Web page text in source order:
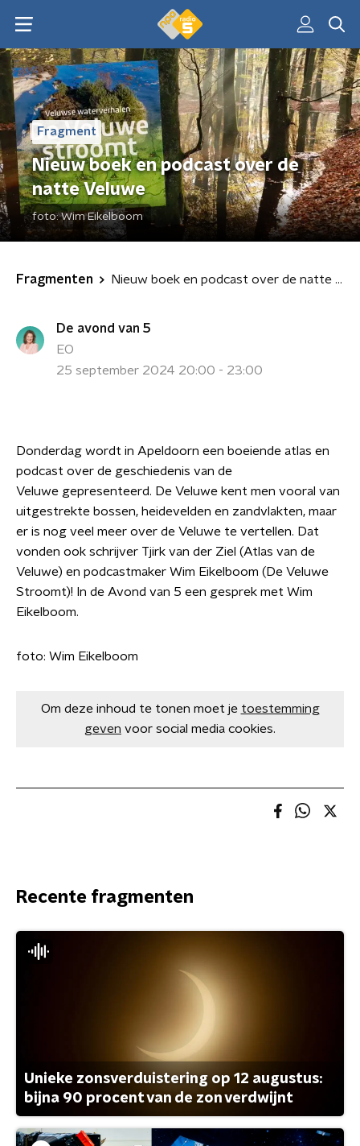
Fragment
Nieuw boek en podcast over de
natte Veluwe
foto:Wim Eikelboom
Fragmenten Nieuw boek en podcast over de natte Veluwe
De avond van 5
EO
25 september 2024 20:00 - 23:00
Donderdag wordt in Apeldoorn een boeiende atlas en
podcast over de geschiedenis van de
Veluwe gepresenteerd. De Veluwe kent men vooral van
uitgestrekte bossen, heidevelden en zandvlakten, maar
er is nog veel meer over de Veluwe te vertellen. Dat
vonden ook schrijver Tjirk van der Ziel (Atlas van de
Veluwe) en podcastmaker Wim Eikelboom (De Veluwe
Stroomt)! In de Avond van 5 een gesprek met Wim
Eikelboom.
foto: Wim Eikelboom
Om deze inhoud te tonen moet je toestemming
geven voor social media cookies.
Recente fragmenten
Unieke zonsverduistering op 12 augustus:
bijna 90 procent van de zon verdwijnt